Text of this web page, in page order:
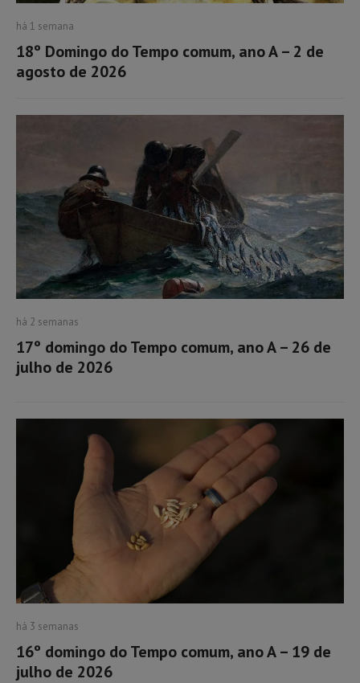
há 1 semana
18º Domingo do Tempo comum, ano A – 2 de
agosto de 2026
há 2 semanas
17º domingo do Tempo comum, ano A – 26 de
julho de 2026
há 3 semanas
16º domingo do Tempo comum, ano A – 19 de
julho de 2026